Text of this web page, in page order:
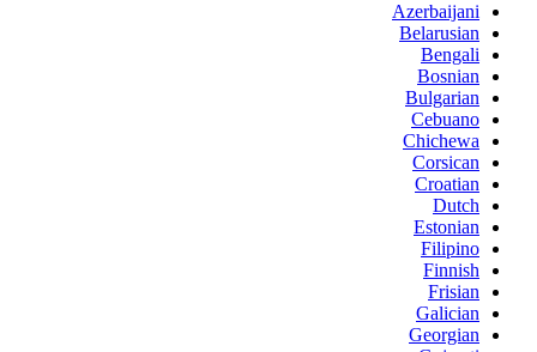
Azerbaijani
Belarusian
Bengali
Bosnian
Bulgarian
Cebuano
Chichewa
Corsican
Croatian
Dutch
Estonian
Filipino
Finnish
Frisian
Galician
Georgian